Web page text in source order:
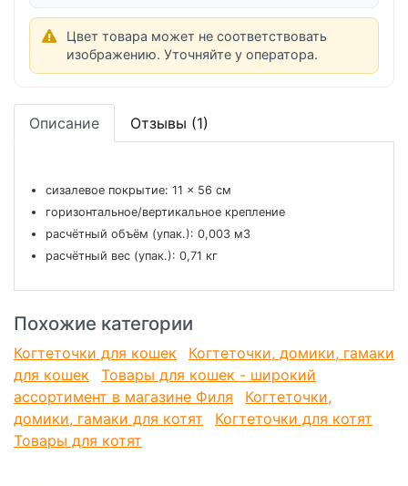
Цвет товара может не соответствовать
изображению. Уточняйте у оператора.
Описание Отзывы (1)
сизалевое покрытие: 11 × 56 см
горизонтальное/вертикальное крепление
расчётный объём (упак.): 0,003 м3
расчётный вес (упак.): 0,71 кг
Похожие категории
Когтеточки для кошек
Когтеточки, домики, гамаки
для кошек
Товары для кошек - широкий
ассортимент в магазине Филя
Когтеточки,
домики, гамаки для котят
Когтеточки для котят
Товары для котят